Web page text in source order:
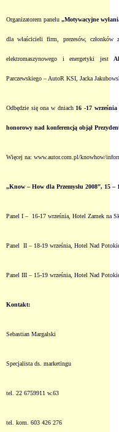
Organizatorem panelu „Motywacyjne
dla właścicieli firm, prezesów, członków
elektromaszynowego i energetyki jest
Parczewskiego – AutoR KSI, Jacka
Odbędzie się ona w dniach 16 -17 września
honorowy nad konferencją objął
Więcej na: www.autor.com.pl/knowhow/
„Know – How dla Przemysłu 2008”, 15 –
Panel I – 16-17 września, Hotel Zamek na
Panel II – 18-19 września, Hotel Nad
Panel III – 15-19 września, Hotel Nad
Kontakt:
Sebastian Margalski
Specjalista ds. marketingu
tel. 22 6759911 w.63
tel. kom. 603 426 276